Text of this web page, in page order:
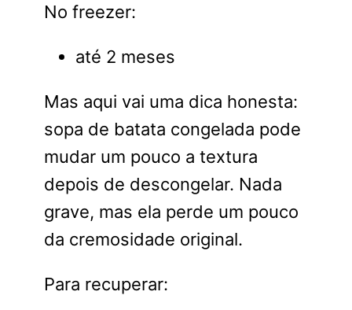
No freezer:
até 2 meses
Mas aqui vai uma dica honesta:
sopa de batata congelada pode
mudar um pouco a textura
depois de descongelar. Nada
grave, mas ela perde um pouco
da cremosidade original.
Para recuperar: